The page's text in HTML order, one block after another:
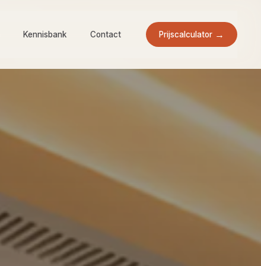
Kennisbank Contact Prijscalculator